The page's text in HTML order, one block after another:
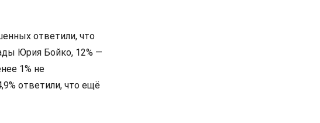
ответили, что
Юрия Бойко, 12% —
1% не
ответили, что ещё